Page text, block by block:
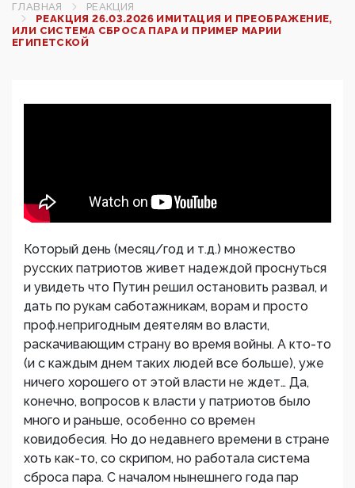
ГЛАВНАЯ
РЕАКЦИЯ
РЕАКЦИЯ 26.03.2026 ИМИТАЦИЯ И ПРЕОБРАЖЕНИЕ,
ИЛИ СИСТЕМА СБРОСА ПАРА И ПРИМЕР МАРИИ
ЕГИПЕТСКОЙ
Который день (месяц/год и т.д.) множество
русских патриотов живет надеждой проснуться
и увидеть что Путин решил остановить развал, и
дать по рукам саботажникам, ворам и просто
проф.непригодным деятелям во власти,
раскачивающим страну во время войны. А кто-то
(и с каждым днем таких людей все больше), уже
ничего хорошего от этой власти не ждет… Да,
конечно, вопросов к власти у патриотов было
много и раньше, особенно со времен
ковидобесия. Но до недавнего времени в стране
хоть как-то, со скрипом, но работала система
сброса пара. С началом нынешнего года пар